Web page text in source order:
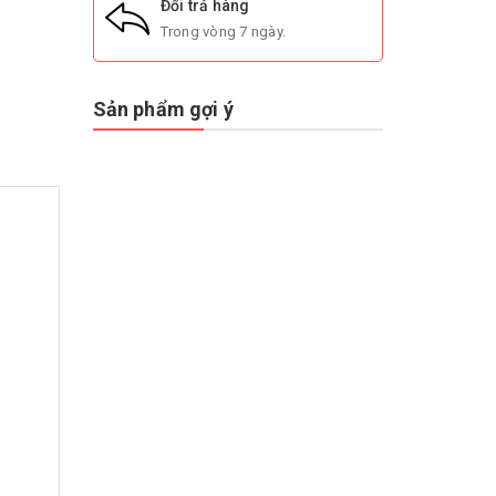
Đổi trả hàng
Trong vòng 7 ngày.
Sản phẩm gợi ý